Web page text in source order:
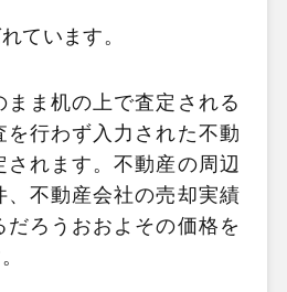
ています。
ま机の上で査定される
を行わず入力された不動
されます。不動産の周辺
、不動産会社の売却実績
だろうおおよその価格を